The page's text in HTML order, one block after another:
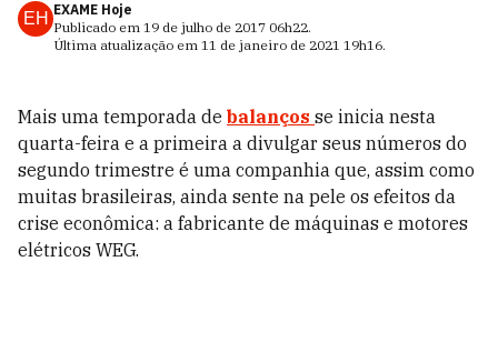
EH EXAME Hoje
Publicado em 19 de julho de 2017 06h22.
Última atualização em 11 de janeiro de 2021 19h16.
Mais uma temporada de balanços se inicia nesta
quarta-feira e a primeira a divulgar seus números do
segundo trimestre é uma companhia que, assim como
muitas brasileiras, ainda sente na pele os efeitos da
crise econômica: a fabricante de máquinas e motores
elétricos WEG.